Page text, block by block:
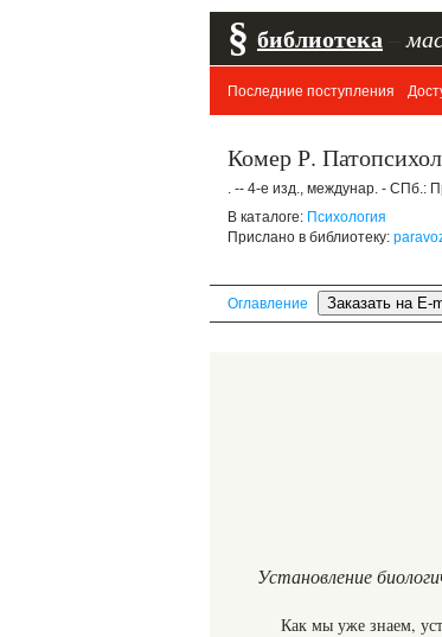
§ библиотека
Последние поступления
Комер Р.
. -- 4-е изд., междунар. - СПб.:
В каталоге: Психология
Прислано в библиотеку:
Оглавление
Установление
Как мы уже знаем,